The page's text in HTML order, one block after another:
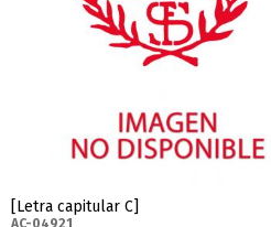
[Letra capitular C]
AC-04921